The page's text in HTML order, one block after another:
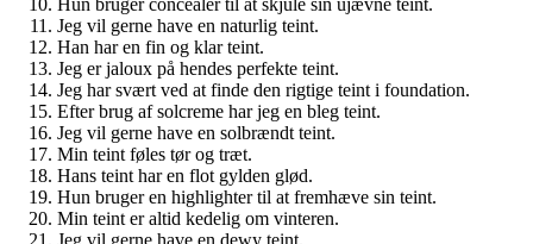
Jeg vil gerne have en naturlig teint.
Han har en fin og klar teint.
Jeg er jaloux på hendes perfekte teint.
Jeg har svært ved at finde den rigtige teint i foundation.
Efter brug af solcreme har jeg en bleg teint.
Jeg vil gerne have en solbrændt teint.
Min teint føles tør og træt.
Hans teint har en flot gylden glød.
Hun bruger en highlighter til at fremhæve sin teint.
Min teint er altid kedelig om vinteren.
Jeg vil gerne have en dewy teint.